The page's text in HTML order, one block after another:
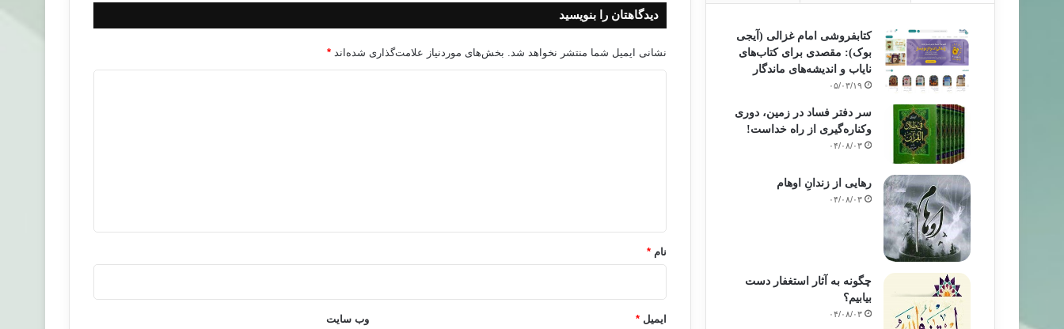
دیدگاهتان را بنویسید
نشانی ایمیل شما منتشر نخواهد شد. بخش‌های موردنیاز علامت‌گذاری شده‌اند *
نام *
ایمیل * وب‌ سایت
کتابفروشی امام غزالی (آیجی
بوک): مقصدی برای کتاب‌های
نایاب و اندیشه‌های ماندگار
۰۵/۰۳/۱۹
سر دفتر فساد در زمین‌، دوری
وکناره‌گیری از راه خداست‌!
۰۴/۰۸/۰۳
رهایی از زندانِ اوهام
۰۴/۰۸/۰۳
چگونه به آثار استغفار دست
بیابیم؟
۰۴/۰۸/۰۳